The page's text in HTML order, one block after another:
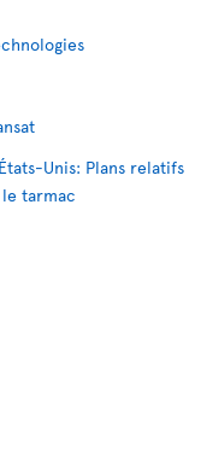
Unis: Plans relatifs
tarmac